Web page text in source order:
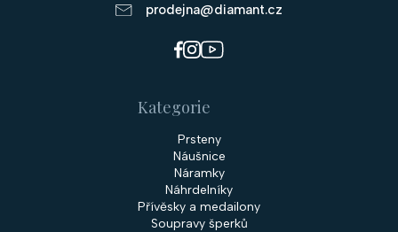
prodejna@diamant.cz
Kategorie
Prsteny
Náušnice
Náramky
Náhrdelníky
Přívěsky a medailony
Soupravy šperků